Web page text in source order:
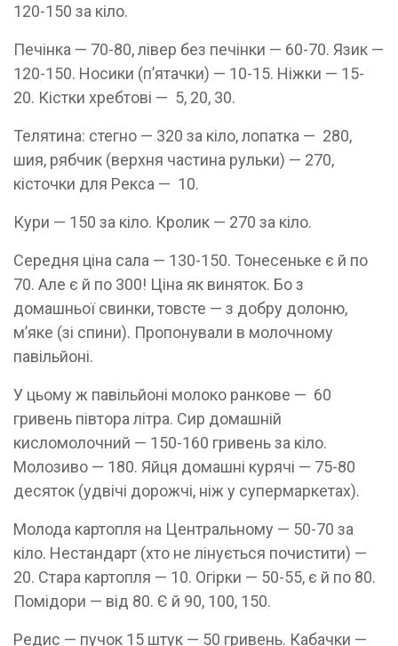
120-150 за кіло.
Печінка — 70-80, лівер без печінки — 60-70. Язик —
120-150. Носики (п’ятачки) — 10-15. Ніжки — 15-
20. Кістки хребтові — 5, 20, 30.
Телятина: стегно — 320 за кіло, лопатка — 280,
шия, рябчик (верхня частина рульки) — 270,
кісточки для Рекса — 10.
Кури — 150 за кіло. Кролик — 270 за кіло.
Середня ціна сала — 130-150. Тонесеньке є й по
70. Але є й по 300! Ціна як виняток. Бо з
домашньої свинки, товсте — з добру долоню,
м’яке (зі спини). Пропонували в молочному
павільйоні.
У цьому ж павільйоні молоко ранкове — 60
гривень півтора літра. Сир домашній
кисломолочний — 150-160 гривень за кіло.
Молозиво — 180. Яйця домашні курячі — 75-80
десяток (удвічі дорожчі, ніж у супермаркетах).
Молода картопля на Центральному — 50-70 за
кіло. Нестандарт (хто не лінується почистити) —
20. Стара картопля — 10. Огірки — 50-55, є й по 80.
Помідори — від 80. Є й 90, 100, 150.
Редис — пучок 15 штук — 50 гривень. Кабачки —